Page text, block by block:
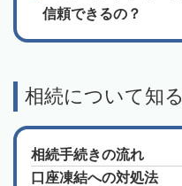
信頼できるの？
相続について知る
相続手続きの流れ
口座凍結への対処法